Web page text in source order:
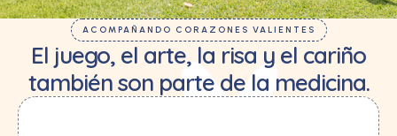
ACOMPAÑANDO CORAZONES VALIENTES
El juego, el arte, la risa y el cariño
también son parte de la medicina.